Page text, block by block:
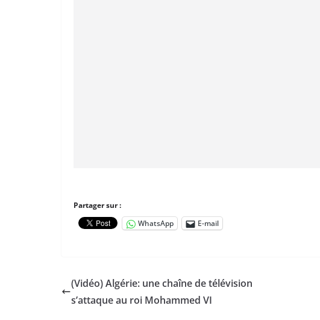
Partager sur :
WhatsApp
E-mail
(Vidéo) Algérie: une chaîne de télévision
s’attaque au roi Mohammed VI